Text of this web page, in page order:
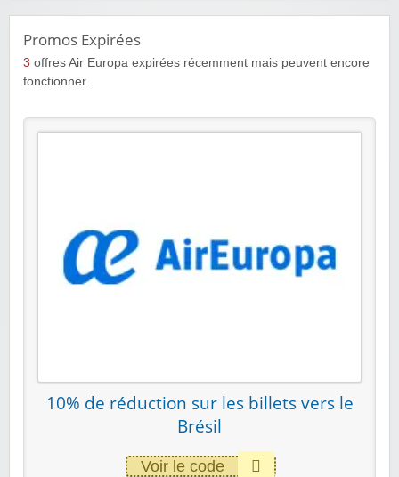
Promos Expirées
3 offres Air Europa expirées récemment mais peuvent encore
fonctionner.
10% de réduction sur les billets vers le
Brésil
Voir le code